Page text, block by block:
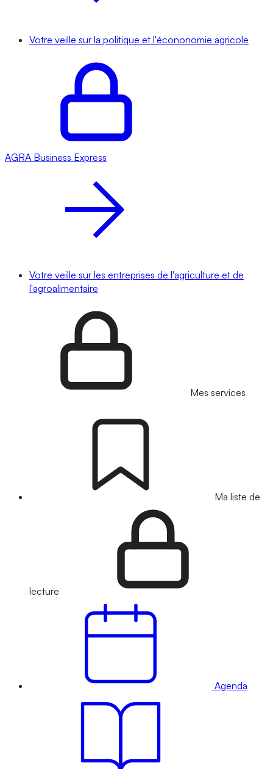
Votre veille sur la politique et l'écononomie agricole
AGRA Business Express
Votre veille sur les entreprises de l'agriculture et de
l'agroalimentaire
Mes services
Ma liste de
lecture
Agenda